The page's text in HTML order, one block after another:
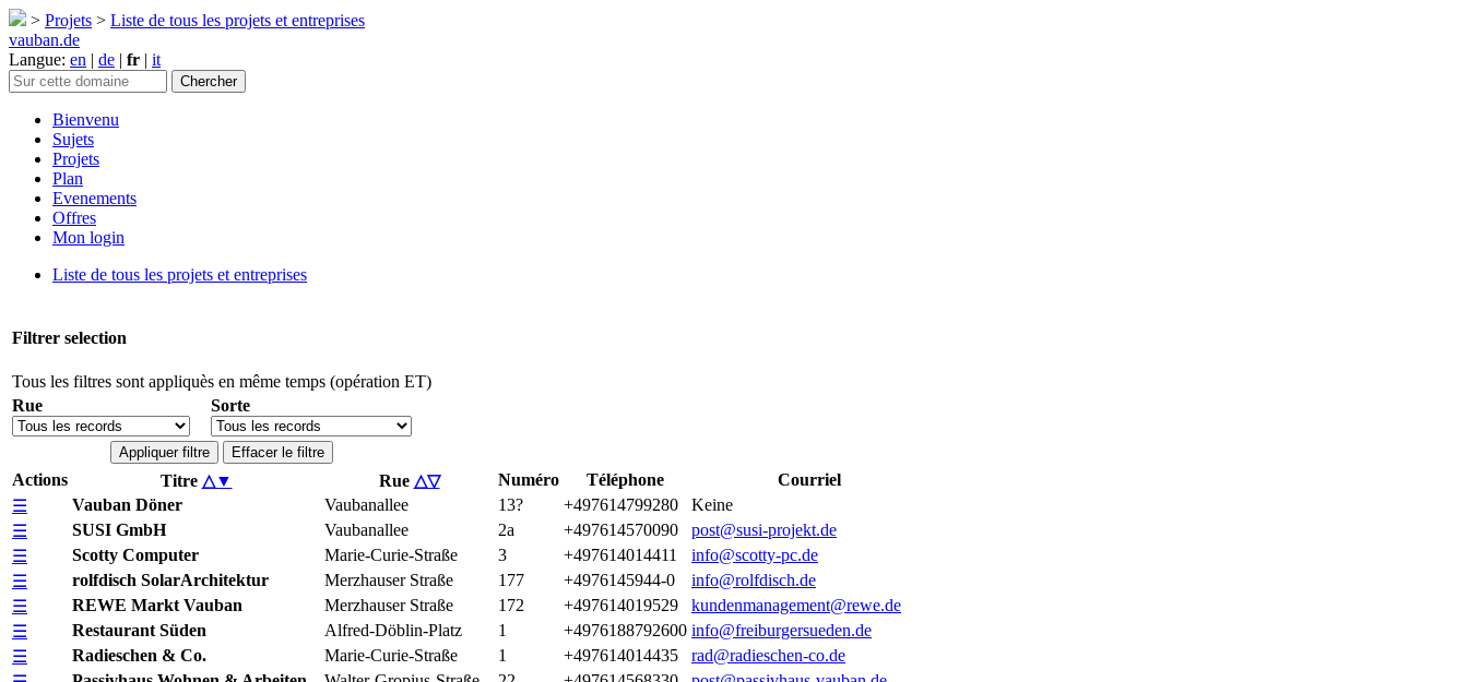
> Projets > Liste de tous les projets et entreprises
vauban.de
Langue: en | de | fr | it
Bienvenu
Sujets
Projets
Plan
Evenements
Offres
Mon login
Liste de tous les projets et entreprises
Filtrer selection
Tous les filtres sont appliquès en même temps (opération ET)
Rue
Sorte
Appliquer filtre Effacer le filtre
Actions Titre △▼ Rue △▽ Numéro Téléphone
Courriel
☰
Vauban Döner Vaubanallee 13? +497614799280
Keine
☰
SUSI GmbH Vaubanallee 2a +497614570090
post@susi-projekt.de
☰
Scotty Computer Marie-Curie-Straße 3 +497614014411
info@scotty-pc.de
☰
rolfdisch SolarArchitektur Merzhauser Straße 177 +4976145944-0
info@rolfdisch.de
☰
REWE Markt Vauban Merzhauser Straße 172 +497614019529
kundenmanagement@rewe.de
☰
Restaurant Süden Alfred-Döblin-Platz 1 +4976188792600 info@freiburgersueden.de
☰
Radieschen & Co. Marie-Curie-Straße 1 +497614014435
rad@radieschen-co.de